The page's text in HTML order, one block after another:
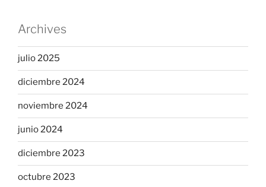
Archives
julio 2025
diciembre 2024
noviembre 2024
junio 2024
diciembre 2023
octubre 2023